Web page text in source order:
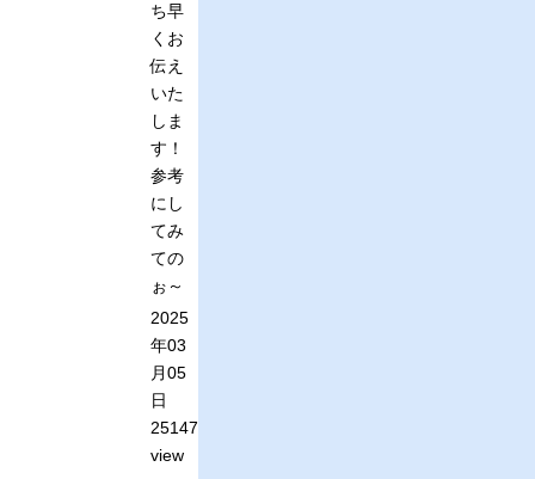
ち早
くお
伝え
いた
しま
す！
参考
にし
てみ
ての
ぉ～
2025
年03
月05
日
251473
view